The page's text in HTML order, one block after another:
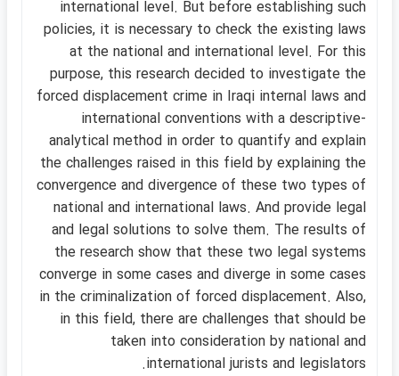
international level. But before establishing such
policies, it is necessary to check the existing laws
at the national and international level. For this
purpose, this research decided to investigate the
forced displacement crime in Iraqi internal laws and
international conventions with a descriptive-
analytical method in order to quantify and explain
the challenges raised in this field by explaining the
convergence and divergence of these two types of
national and international laws. And provide legal
and legal solutions to solve them. The results of
the research show that these two legal systems
converge in some cases and diverge in some cases
in the criminalization of forced displacement. Also,
in this field, there are challenges that should be
taken into consideration by national and
international jurists and legislators.